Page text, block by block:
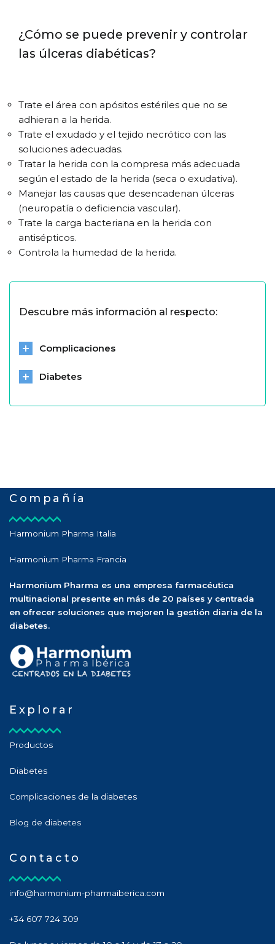
¿Cómo se puede prevenir y controlar
las úlceras diabéticas?
Trate el área con apósitos estériles que no se
adhieran a la herida.
Trate el exudado y el tejido necrótico con las
soluciones adecuadas.
Tratar la herida con la compresa más adecuada
según el estado de la herida (seca o exudativa).
Manejar las causas que desencadenan úlceras
(neuropatía o deficiencia vascular).
Trate la carga bacteriana en la herida con
antisépticos.
Controla la humedad de la herida.
Descubre más información al respecto:
Complicaciones
Diabetes
Compañía
Harmonium Pharma Italia
Harmonium Pharma Francia
Harmonium Pharma es una empresa farmacéutica
multinacional presente en más de 20 países y centrada
en ofrecer soluciones que mejoren la gestión diaria de la
diabetes.
Explorar
Productos
Diabetes
Complicaciones de la diabetes
Blog de diabetes
Contacto
info@harmonium-pharmaiberica.com
+34 607 724 309